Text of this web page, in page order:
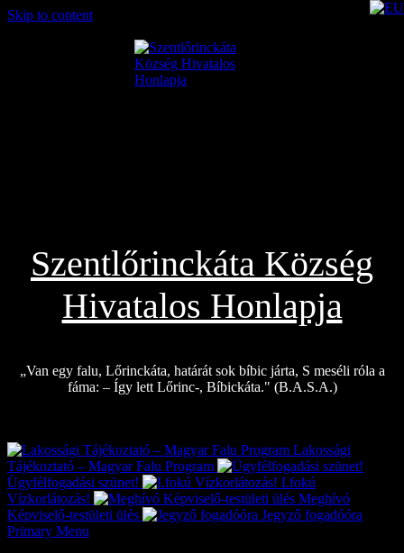
Skip to content
Szentlőrinckáta Község
Hivatalos Honlapja
„Van egy falu, Lőrinckáta, határát sok bíbic járta, S meséli róla a
fáma: – Így lett Lőrinc-, Bíbickáta." (B.A.S.A.)
Lakossági
Tájékoztató – Magyar Falu Program
Ügyfélfogadási szünet!
I.fokú
Vízkorlátozás!
Meghívó
Képviselő-testületi ülés
Jegyző fogadóóra
Primary Menu